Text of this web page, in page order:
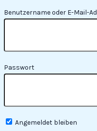
Benutzername oder E-Mail-
Passwort
Angemeldet bleiben